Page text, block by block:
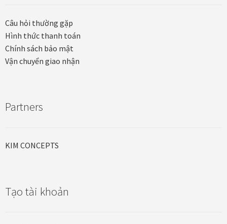
Quà tặng cao cấp
Quà tặng đối tác nước ngoài
Quy định khu vực giao hàng
test
Câu hỏi thường gặp
Hình thức thanh toán
Chính sách bảo mật
Vận chuyển giao nhận
Partners
KIM CONCEPTS
Tạo tài khoản